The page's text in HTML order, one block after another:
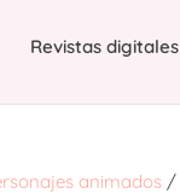
Revistas digitales
animados/